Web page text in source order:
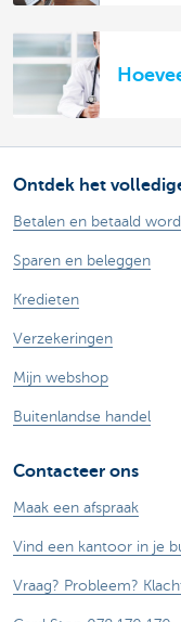
Ontdek het
Betalen en betaald
Sparen en beleggen
Kredieten
Verzekeringen
Mijn webshop
Buitenlandse handel
Contacteer ons
Maak een afspraak
Vind een kantoor in je
Vraag? Probleem?